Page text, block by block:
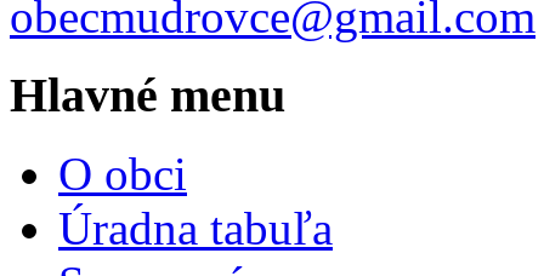
obecmudrovce@gmail.com
Hlavné menu
O obci
Úradna tabuľa